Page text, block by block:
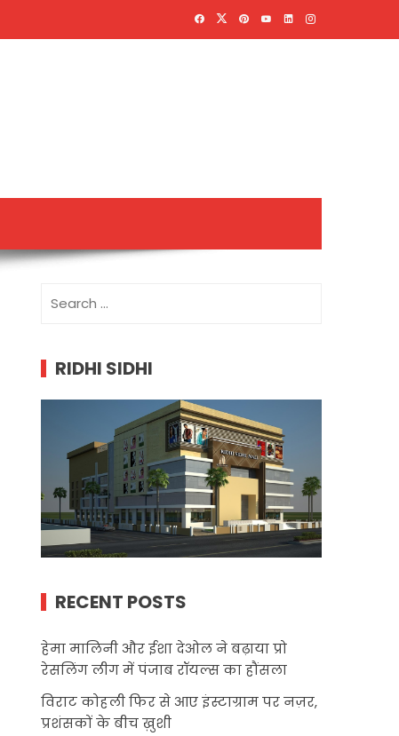
for:
RIDHI SIDHI
RECENT POSTS
हेमा मालिनी और ईशा देओल ने बढ़ाया प्रो
रेसलिंग लीग में पंजाब रॉयल्स का हौंसला
विराट कोहली फिर से आए इंस्टाग्राम पर नज़र,
प्रशंसकों के बीच ख़ुशी